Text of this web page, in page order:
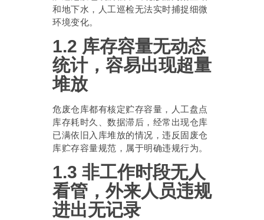
和地下水，人工巡检无法实时捕捉细微
环境变化。
1.2 库存容量无动态
统计，容易出现超量
堆放
危废仓库都有核定贮存容量，人工盘点
库存耗时久、数据滞后，经常出现仓库
已满依旧入库堆放的情况，违反固废仓
库贮存容量规范，属于明确违规行为。
1.3 非工作时段无人
看管，外来人员违规
进出无记录